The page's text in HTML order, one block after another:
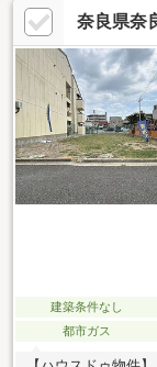
奈良県奈
建築条件なし
都市ガス